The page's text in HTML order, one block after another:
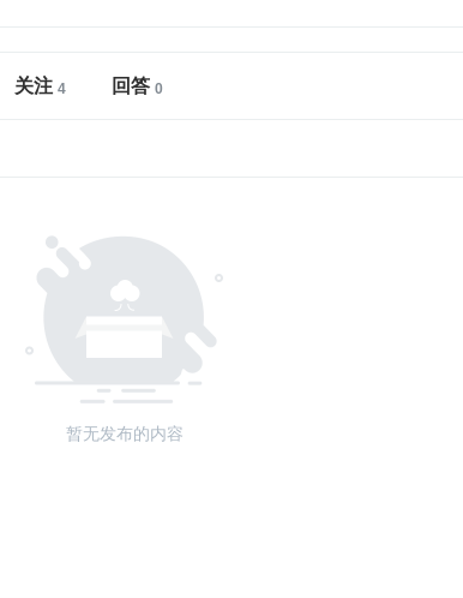
关注 回答
暂无发布的内容